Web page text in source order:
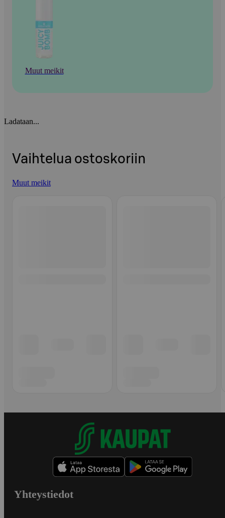
Muut meikit
Ladataan...
Vaihtelua ostoskoriin
Muut meikit
Yhteystiedot